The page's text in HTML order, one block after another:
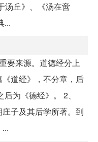
汤丘》、《汤在啻
...
要来源。道德经分上
道经》，不分章，后
为《德经》。 2、
庄子及其后学所著。到